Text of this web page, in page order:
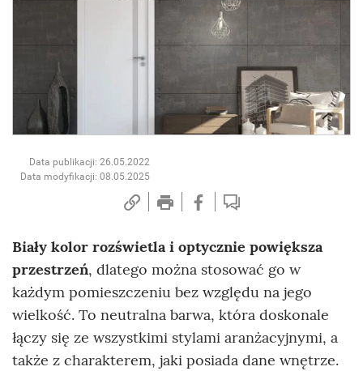
Data publikacji: 26.05.2022
Data modyfikacji: 08.05.2025
Biały kolor rozświetla i optycznie powiększa
przestrzeń, dlatego można stosować go w
każdym pomieszczeniu bez względu na jego
wielkość. To neutralna barwa, która doskonale
łączy się ze wszystkimi stylami aranżacyjnymi, a
także z charakterem, jaki posiada dane wnętrze.